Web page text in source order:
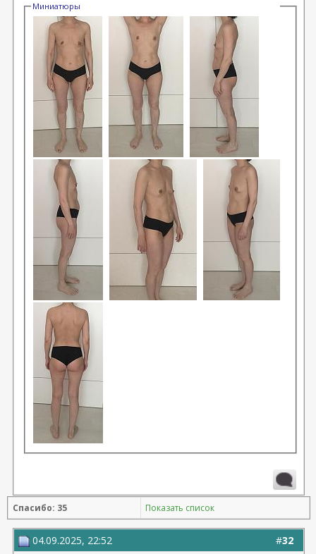
Миниатюры
Спасибо: 35 Показать список
#32
04.09.2025, 22:52